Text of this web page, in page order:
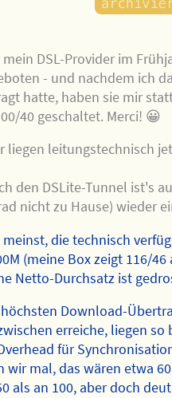
DSL-Provider im
- und nachdem ich
hatte, haben sie mir
40 geschaltet. Merci! 😀
liegen leitungstechnisch
den DSLite-Tunnel ist's
nicht zu Hause) wieder
meinst, die technisch
(meine Box zeigt 116/46
Netto-Durchsatz ist
Download-
erreiche, liegen so
für
wir mal, das wären etwa
als an 100, aber doch